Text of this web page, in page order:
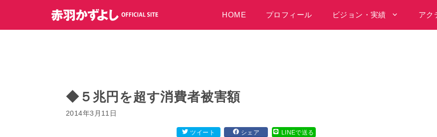
テ
HOME プロフィール ビジョン・実績 アク
◆５兆円を超す消費者被害額
2014年3月11日
ツイート シェア LINEで送る